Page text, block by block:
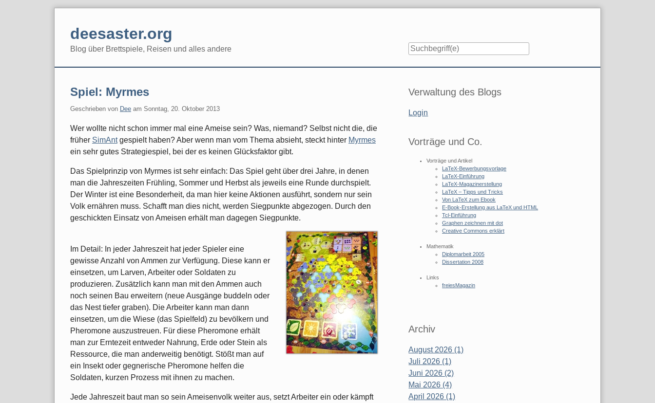
deesaster.org
Blog über Brettspiele, Reisen und alles andere
Spiel: Myrmes
Geschrieben von Dee am Sonntag, 20. Oktober 2013
Wer wollte nicht schon immer mal eine Ameise sein? Was, niemand? Selbst nicht die, die
früher SimAntgespielt haben? Aber wenn man vom Thema absieht, steckt hinter Myrmes
ein sehr gutes Strategiespiel, bei der es keinen Glücksfaktor gibt.
Das Spielprinzip von Myrmes ist sehr einfach: Das Spiel geht über drei Jahre, in denen
man die Jahreszeiten Frühling, Sommer und Herbst als jeweils eine Runde durchspielt.
Der Winter ist eine Besonderheit, da man hier keine Aktionen ausführt, sondern nur sein
Volk ernähren muss. Schafft man dies nicht, werden Siegpunkte abgezogen. Durch den
geschickten Einsatz von Ameisen erhält man dagegen Siegpunkte.
Im Detail: In jeder Jahreszeit hat jeder Spieler eine
gewisse Anzahl von Ammen zur Verfügung. Diese kann er
einsetzen, um Larven, Arbeiter oder Soldaten zu
produzieren. Zusätzlich kann man mit den Ammen auch
noch seinen Bau erweitern (neue Ausgänge buddeln oder
das Nest tiefer graben). Die Arbeiter kann man dann
einsetzen, um die Wiese (das Spielfeld) zu bevölkern und
Pheromone auszustreuen. Für diese Pheromone erhält
man zur Erntezeit entweder Nahrung, Erde oder Stein als
Ressource, die man anderweitig benötigt. Stößt man auf
ein Insekt oder gegnerische Pheromone helfen die
Soldaten, kurzen Prozess mit ihnen zu machen.
Jede Jahreszeit baut man so sein Ameisenvolk weiter aus, setzt Arbeiter ein oder kämpft
Seitenleiste
Verwaltung des Blogs
Login
Vorträge und Co.
Vorträge und Artikel
LaTeX-Bewerbungsvorlage
LaTeX-Einführung
LaTeX-Magazinerstellung
LaTeX – Tipps und Tricks
Von LaTeX zum Ebook
E-Book-Erstellung aus LaTeX und HTML
Tcl-Einführung
Graphen zeichnen mit dot
Creative Commons erklärt
Mathematik
Diplomarbeit 2005
Dissertation 2008
Links
freiesMagazin
Archiv
August 2026 (1)
Juli 2026 (1)
Juni 2026 (2)
Mai 2026 (4)
April 2026 (1)